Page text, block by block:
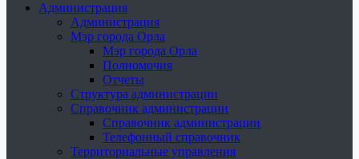
Администрация
Администрация
Мэр города Орла
Мэр города Орла
Полномочия
Отчеты
Структура администрации
Справочник администрации
Справочник администрации
Телефонный справочник
Территориальные управления